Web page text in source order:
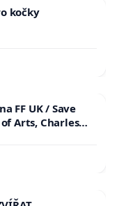
kočky
FF UK / Save
Arts, Charles